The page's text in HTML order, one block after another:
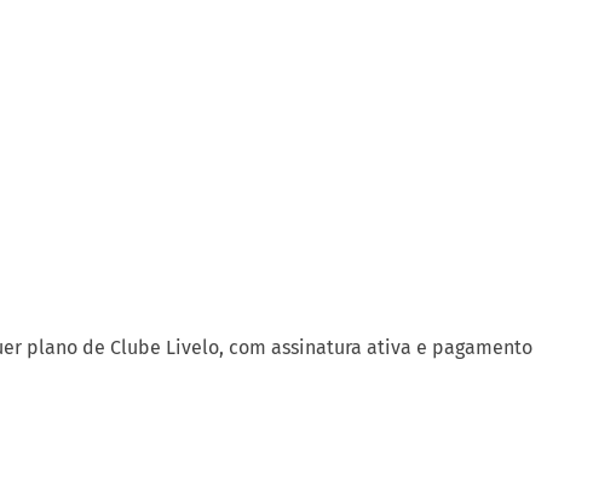
plano de Clube Livelo, com assinatura ativa e pagamento